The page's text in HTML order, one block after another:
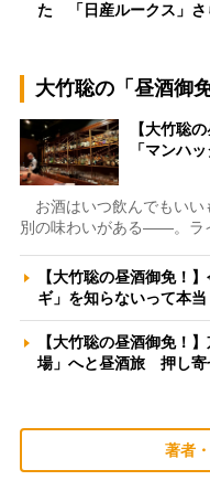
た 「日産ルークス」
大竹聡の「昼酒御免
【大竹聡
「マンハ
お酒はいつ飲んでもいい
別の味わいがある――。ラ
【大竹聡の昼酒御免！
ギ」を知らないって本
【大竹聡の昼酒御免！
場」へと昼酒旅 押し
著者